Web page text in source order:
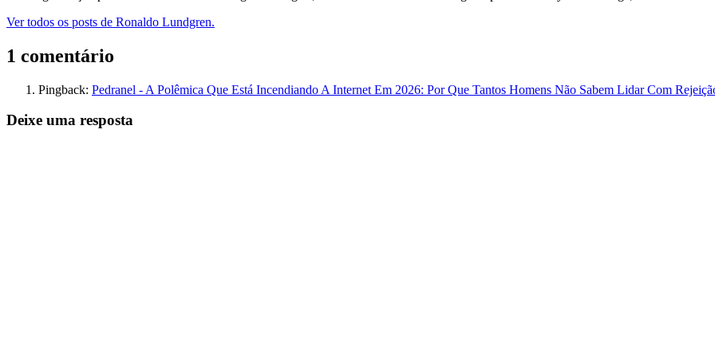
Ver todos os posts de Ronaldo Lundgren.
1 comentário
Pingback: Pedranel - A Polêmica Que Está Incendiando A Internet Em 2026: Por Que Tantos Homens Não Sabem Lidar Com
Deixe uma resposta